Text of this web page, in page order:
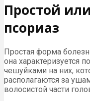
Простой
псориаз
Простая форма
она характеризуется
чешуйками на них,
располагаются за
волосистой части